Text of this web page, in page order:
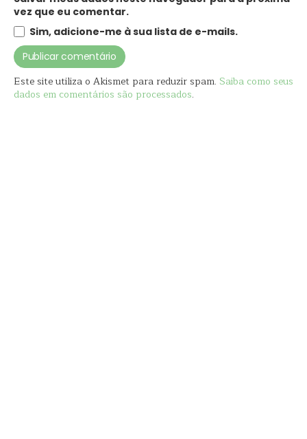
vez que eu comentar.
Sim, adicione-me à sua lista de e-mails.
Este site utiliza o Akismet para reduzir spam. Saiba como seus
dados em comentários são processados.